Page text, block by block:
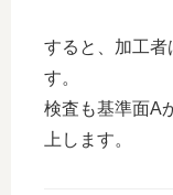
すると、加工者
す。
検査も基準面A
上します。